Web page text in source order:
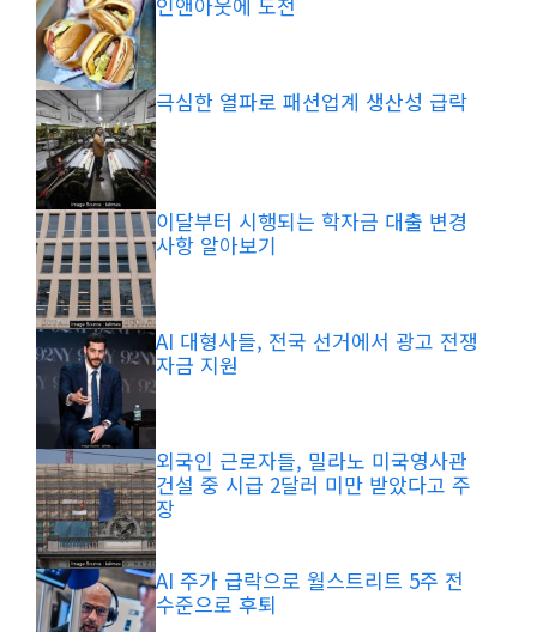
극심한 열파로 패션업계 생산성 급락
이달부터 시행되는 학자금 대출 변경
사항 알아보기
AI 대형사들, 전국 선거에서 광고 전쟁
자금 지원
외국인 근로자들, 밀라노 미국영사관
건설 중 시급 2달러 미만 받았다고 주
장
AI 주가 급락으로 월스트리트 5주 전
수준으로 후퇴